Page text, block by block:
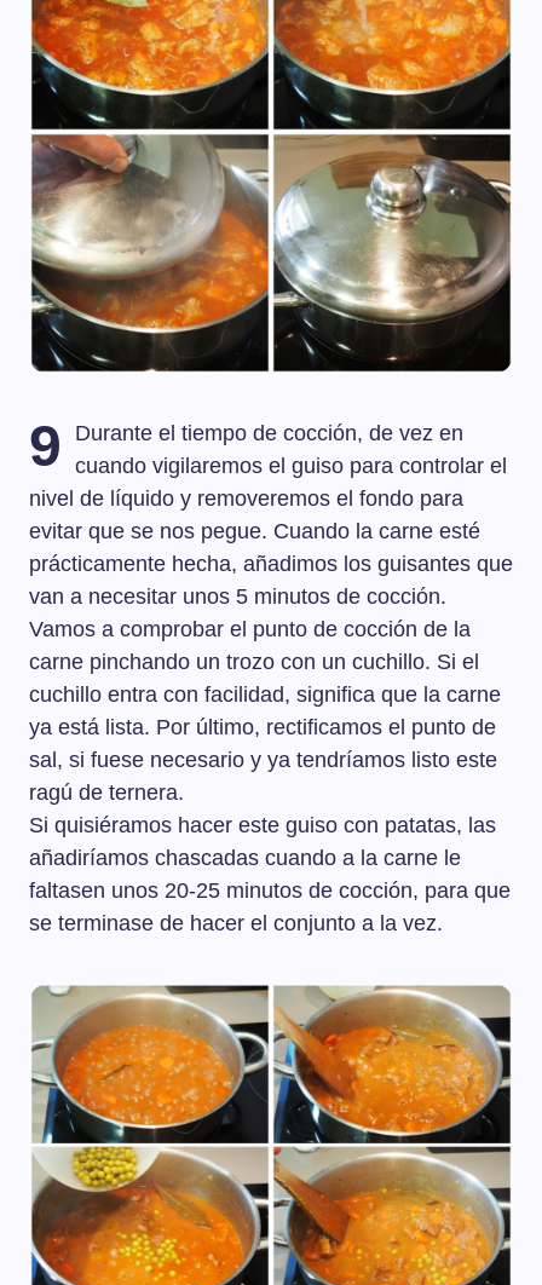
9
Durante el tiempo de cocción, de vez en
cuando vigilaremos el guiso para controlar el
nivel de líquido y removeremos el fondo para
evitar que se nos pegue. Cuando la carne esté
prácticamente hecha, añadimos los guisantes que
van a necesitar unos 5 minutos de cocción.
Vamos a comprobar el punto de cocción de la
carne pinchando un trozo con un cuchillo. Si el
cuchillo entra con facilidad, significa que la carne
ya está lista. Por último, rectificamos el punto de
sal, si fuese necesario y ya tendríamos listo este
ragú de ternera.
Si quisiéramos hacer este guiso con patatas, las
añadiríamos chascadas cuando a la carne le
faltasen unos 20-25 minutos de cocción, para que
se terminase de hacer el conjunto a la vez.